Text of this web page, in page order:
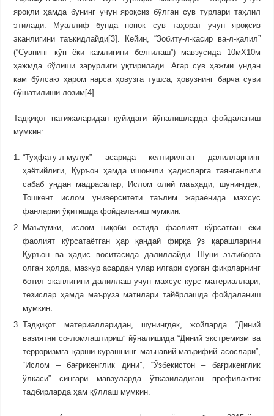
яроқли ҳамда бунинг учун яроқсиз бўлган сув турлари таҳлил
этилади. Муаллиф бунда нопок сув таҳорат учун яроқсиз
эканлигини таъкидлайди[3]. Кейин, “Зобиту-л-касир ва-л-қалил”
(“Сувнинг кўп ёки камлигини белгилаш”) мавзусида 10мХ10м
ҳажмда бўлиши зарурлиги уқтирилади. Агар сув ҳажми ундан
кам бўлсаю ҳаром нарса ҳовузга тушса, ҳовузнинг барча суви
бўшатилиши лозим[4].
Тадқиқот натижаларидан қуйидаги йўналишларда фойдаланиш
мумкин:
“Туҳфату-л-мулук” асарида келтирилган далилларнинг
ҳаётийлиги, Қуръон ҳамда ишончли ҳадисларга таянганлиги
сабаб ундан мадрасалар, Ислом олий маъҳади, шунингдек,
Тошкент ислом университети таълим жараёнида махсус
фанларни ўқитишда фойдаланиш мумкин.
Маълумки, ислом ниқоби остида фаолият кўрсатган ёки
фаолият кўрсатаётган ҳар қандай фирқа ўз қарашларини
Қуръон ва ҳадис воситасида далиллайди. Шуни эътиборга
олган ҳолда, мазкур асардан улар илгари сурган фикрларнинг
ботил эканлигини далиллаш учун махсус курс материаллари,
тезислар ҳамда маъруза матнлари тайёрлашда фойдаланиш
мумкин.
Тадқиқот материалларидан, шунингдек, жойларда “Диний
вазиятни соғломлаштириш” йўналишида “Диний экстремизм ва
терроризмга қарши курашнинг маънавий-маърифий асослари”,
“Ислом – бағрикенглик дини”, “Ўзбекистон – бағрикенглик
ўлкаси” сингари мавзуларда ўтказиладиган профилактик
тадбирларда ҳам қўллаш мумкин.